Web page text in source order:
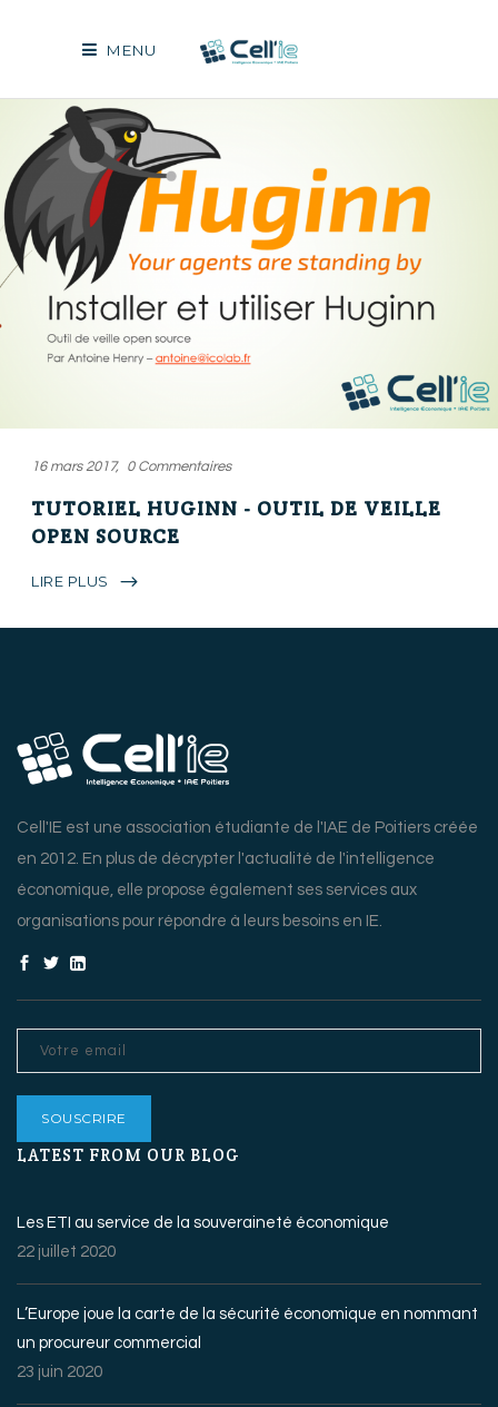
MENU
16 mars 2017 0 Commentaires
TUTORIEL HUGINN - OUTIL DE VEILLE
OPEN SOURCE
LIRE PLUS
Cell'IE est une association étudiante de l'IAE de Poitiers créée
en 2012. En plus de décrypter l'actualité de l'intelligence
économique, elle propose également ses services aux
organisations pour répondre à leurs besoins en IE.
LATEST FROM OUR BLOG
Les ETI au service de la souveraineté économique
22 juillet 2020
L’Europe joue la carte de la sécurité économique en nommant
un procureur commercial
23 juin 2020